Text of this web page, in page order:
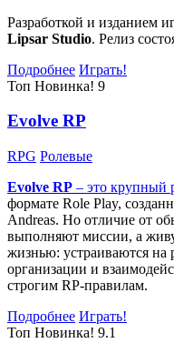
Разработкой и изданием
Lipsar Studio. Релиз
Подробнее Играть!
Топ Новинка! 9
Evolve RP
RPG Ролевые
Evolve RP – это крупный
формате Role Play,
Andreas. Но отличие от
выполняют миссии, а
жизнью: устраиваются на
организации и
строгим RP-правилам.
Подробнее Играть!
Топ Новинка! 9.1